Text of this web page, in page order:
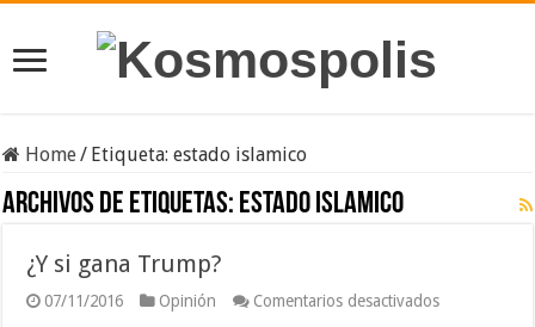
Home/ Etiqueta:estado islamico
Archivos de etiquetas: estado islamico
¿Y si gana Trump?
07/11/2016 Opinión Comentarios desactivadosen